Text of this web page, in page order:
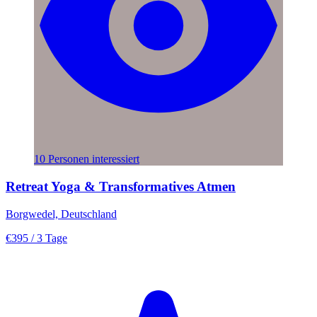
10 Personen interessiert
Retreat Yoga & Transformatives Atmen
Borgwedel, Deutschland
€395 / 3 Tage